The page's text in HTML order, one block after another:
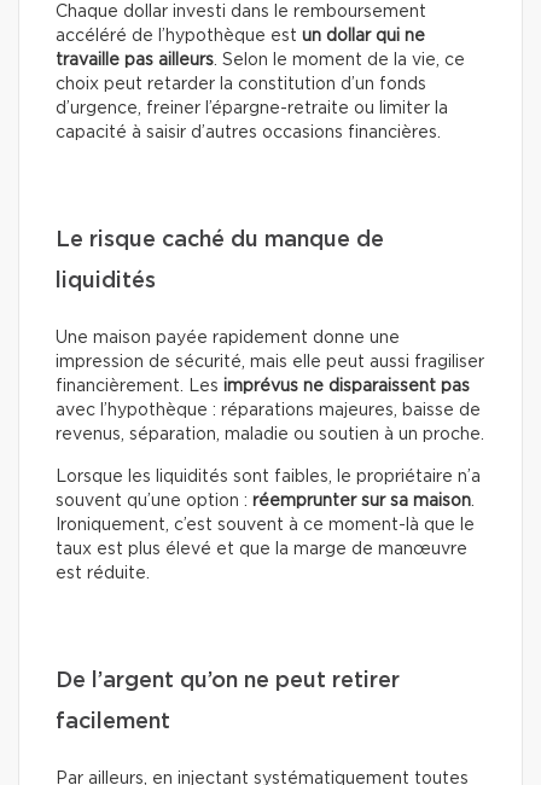
Chaque dollar investi dans le remboursement
accéléré de l’hypothèque est un dollar qui ne
travaille pas ailleurs. Selon le moment de la vie, ce
choix peut retarder la constitution d’un fonds
d’urgence, freiner l’épargne-retraite ou limiter la
capacité à saisir d’autres occasions financières.
Le risque caché du manque de
liquidités
Une maison payée rapidement donne une
impression de sécurité, mais elle peut aussi fragiliser
financièrement. Les imprévus ne disparaissent pas
avec l’hypothèque : réparations majeures, baisse de
revenus, séparation, maladie ou soutien à un proche.
Lorsque les liquidités sont faibles, le propriétaire n’a
souvent qu’une option : réemprunter sur sa maison.
Ironiquement, c’est souvent à ce moment-là que le
taux est plus élevé et que la marge de manœuvre
est réduite.
De l’argent qu’on ne peut retirer
facilement
Par ailleurs, en injectant systématiquement toutes